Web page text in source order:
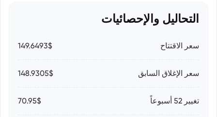
التحاليل والإحصائيات
سعر الاقتتاح 149.6493$
سعر الإغلاق السابق 148.9305$
تغيير 52 أسبوعاً 70.95$